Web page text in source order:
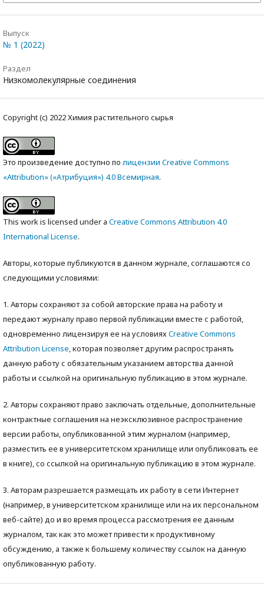
Выпуск
№ 1 (2022)
Раздел
Низкомолекулярные соединения
Copyright (c) 2022 Химия растительного сырья
Это произведение доступно по лицензии Creative Commons
«Attribution» («Атрибуция») 4.0 Всемирная.
This work is licensed under a Creative Commons Attribution 4.0
International License.
Авторы, которые публикуются в данном журнале, соглашаются со
следующими условиями:
1. Авторы сохраняют за собой авторские права на работу и
передают журналу право первой публикации вместе с работой,
одновременно лицензируя ее на условияхCreative Commons
Attribution License , которая позволяет другим распространять
данную работу с обязательным указанием авторства данной
работы и ссылкой на оригинальную публикацию в этом журнале.
2. Авторы сохраняют право заключать отдельные, дополнительные
контрактные соглашения на неэксклюзивное распространение
версии работы, опубликованной этим журналом (например,
разместить ее в университетском хранилище или опубликовать ее
в книге), со ссылкой на оригинальную публикацию в этом журнале.
3. Авторам разрешается размещать их работу в сети Интернет
(например, в университетском хранилище или на их персональном
веб-сайте) до и во время процесса рассмотрения ее данным
журналом, так как это может привести к продуктивному
обсуждению, а также к большему количеству ссылок на данную
опубликованную работу.